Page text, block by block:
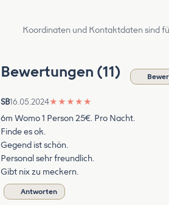
Koordinaten und Kontaktdaten sind
Bewertungen (11)
SB16.05.2024★ ★ ★ ★ ★
6m Womo 1 Person 25€. Pro Nacht.
Finde es ok.
Gegend ist schön.
Personal sehr freundlich.
Gibt nix zu meckern.
Antworten